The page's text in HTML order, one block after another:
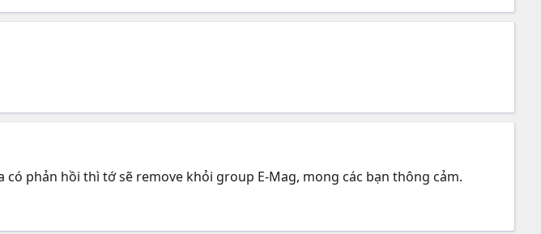
phản hồi thì tớ sẽ remove khỏi group E-Mag, mong các bạn thông cảm.